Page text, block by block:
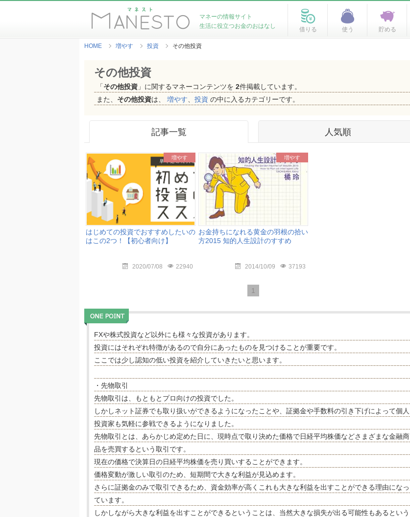
マネーの情報サイト
生活に役立つお金のおはなし
借りる 使う 貯める
HOME 増やす 投資 その他投資
その他投資
「その他投資 」に関するマネーコンテンツを 2件掲載しています。
また、 その他投資は、 増やす 投資 の中に入るカテゴリーです。
記事一覧 人気順
増やす
はじめての投資でおすすめしたいの
はこの2つ！【初心者向け】
2020/07/08 22940
増やす
お金持ちになれる黄金の羽根の拾い
方2015 知的人生設計のすすめ
2014/10/09 37193
1
FXや株式投資など以外にも様々な投資があります。
投資にはそれぞれ特徴があるので自分にあったものを見つけることが重要です。
ここでは少し認知の低い投資を紹介していきたいと思います。
・先物取引
先物取引は、もともとプロ向けの投資でした。
しかしネット証券でも取り扱いができるようになったことや、証拠金や手数料の引き下げによって個人
投資家も気軽に参戦できるようになりました。
先物取引とは、あらかじめ定めた日に、現時点で取り決めた価格で日経平均株価などさまざまな金融商
品を売買するという取引です。
現在の価格で決算日の日経平均株価を売り買いすることができます。
価格変動が激しい取引のため、短期間で大きな利益が見込めます。
さらに証拠金のみで取引できるため、資金効率が高くこれも大きな利益を出すことができる理由になっ
ています。
しかしながら大きな利益を出すことができるということは、当然大きな損失が出る可能性もあるという